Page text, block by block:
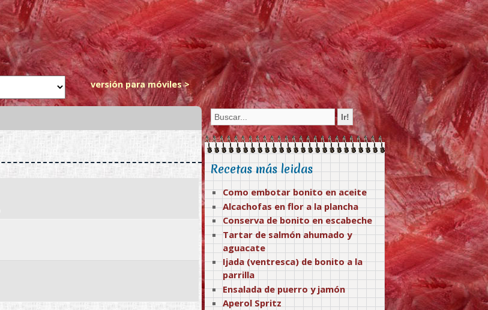
versión para móviles >
Recetas más leidas
Como embotar bonito en aceite
Alcachofas en flor a la plancha
Conserva de bonito en escabeche
Tartar de salmón ahumado y
aguacate
Ijada (ventresca) de bonito a la
parrilla
Ensalada de puerro y jamón
Aperol Spritz